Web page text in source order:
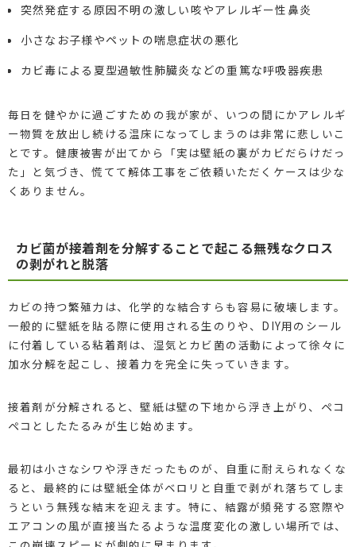
突然発症する原因不明の激しい咳やアレルギー性鼻炎
小さなお子様やペットの喘息症状の悪化
カビ毒による夏型過敏性肺臓炎などの重篤な呼吸器疾患
毎日を健やかに過ごすための我が家が、いつの間にかアレルギ
ー物質を放出し続ける温床になってしまうのは非常に悲しいこ
とです。健康被害が出てから「実は壁紙の裏がカビだらけだっ
た」と気づき、慌てて解体工事をご依頼いただくケースは少な
くありません。
カビ菌が接着剤を分解することで起こる無残なクロス
の剥がれと脱落
カビの持つ繁殖力は、化学的な結合すらも容易に破壊します。
一般的に壁紙を貼る際に使用される生のりや、DIY用のシール
に付着している粘着剤は、湿気とカビ菌の活動によって徐々に
加水分解を起こし、接着力を完全に失っていきます。
接着剤が分解されると、壁紙は壁の下地から浮き上がり、ペコ
ペコとしたたるみが生じ始めます。
最初は小さなシワや浮きだったものが、自重に耐えられなくな
ると、最終的には壁紙全体がベロリと自重で剥がれ落ちてしま
うという無残な結末を迎えます。特に、結露が頻発する窓際や
エアコンの風が直接当たるような温度変化の激しい場所では、